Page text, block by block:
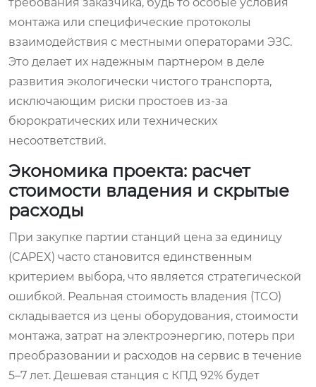
монтажа или специфические протоколы
взаимодействия с местными операторами ЭЗС.
Это делает их надежным партнером в деле
развития экологически чистого транспорта,
исключающим риски простоев из-за
бюрократических или технических
несоответствий.
Экономика проекта: расчет
стоимости владения и скрытые
расходы
При закупке партии станций цена за единицу
(CAPEX) часто становится единственным
критерием выбора, что является стратегической
ошибкой. Реальная стоимость владения (TCO)
складывается из цены оборудования, стоимости
монтажа, затрат на электроэнергию, потерь при
преобразовании и расходов на сервис в течение
5–7 лет. Дешевая станция с КПД 92% будет